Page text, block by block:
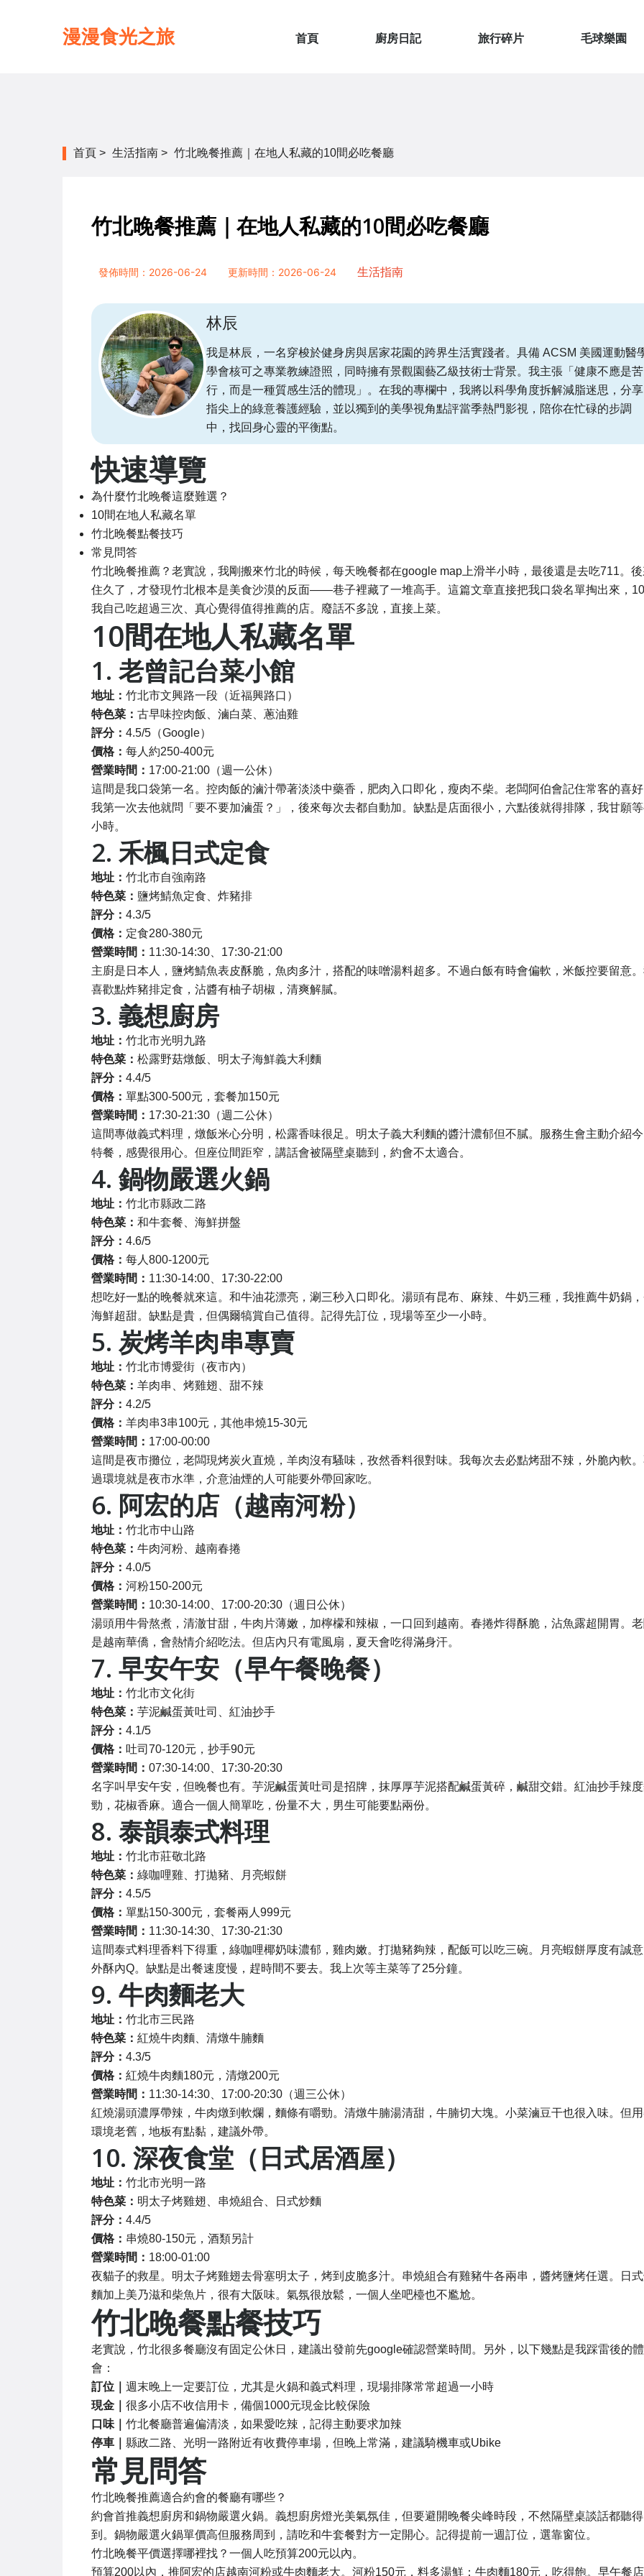
漫漫食光之旅 首頁 廚房日記 旅行碎片 毛球樂園
首頁 > 生活指南 > 竹北晚餐推薦｜在地人私藏的10間必吃餐廳
竹北晚餐推薦｜在地人私藏的10間必吃餐廳
發佈時間：2026-06-24 更新時間：2026-06-24 生活指南
林辰
我是林辰，一名穿梭於健身房與居家花園的跨界生活實踐者。具備 ACSM 美國運動醫
學會核可之專業教練證照，同時擁有景觀園藝乙級技術士背景。我主張「健康不應是苦
行，而是一種質感生活的體現」。在我的專欄中，我將以科學角度拆解減脂迷思，分享
指尖上的綠意養護經驗，並以獨到的美學視角點評當季熱門影視，陪你在忙碌的步調
中，找回身心靈的平衡點。
快速導覽
為什麼竹北晚餐這麼難選？
10間在地人私藏名單
竹北晚餐點餐技巧
常見問答
竹北晚餐推薦？老實說，我剛搬來竹北的時候，每天晚餐都在google map上滑半小時，最後還是去吃711。
住久了，才發現竹北根本是美食沙漠的反面——巷子裡藏了一堆高手。這篇文章直接把我口袋名單掏出來，
我自己吃超過三次、真心覺得值得推薦的店。廢話不多說，直接上菜。
10間在地人私藏名單
1. 老曾記台菜小館
地址： 竹北市文興路一段（近福興路口）
特色菜： 古早味控肉飯、滷白菜、蔥油雞
評分： 4.5/5（Google）
價格： 每人約250-400元
營業時間： 17:00-21:00（週一公休）
這間是我口袋第一名。控肉飯的滷汁帶著淡淡中藥香，肥肉入口即化，瘦肉不柴。老闆阿伯會記住常客的喜
我第一次去他就問「要不要加滷蛋？」，後來每次去都自動加。缺點是店面很小，六點後就得排隊，我甘願
小時。
2. 禾楓日式定食
地址： 竹北市自強南路
特色菜： 鹽烤鯖魚定食、炸豬排
評分： 4.3/5
價格： 定食280-380元
營業時間： 11:30-14:30、17:30-21:00
主廚是日本人，鹽烤鯖魚表皮酥脆，魚肉多汁，搭配的味噌湯料超多。不過白飯有時會偏軟，米飯控要留意
喜歡點炸豬排定食，沾醬有柚子胡椒，清爽解膩。
3. 義想廚房
地址： 竹北市光明九路
特色菜： 松露野菇燉飯、明太子海鮮義大利麵
評分： 4.4/5
價格： 單點300-500元，套餐加150元
營業時間： 17:30-21:30（週二公休）
這間專做義式料理，燉飯米心分明，松露香味很足。明太子義大利麵的醬汁濃郁但不膩。服務生會主動介紹
特餐，感覺很用心。但座位間距窄，講話會被隔壁桌聽到，約會不太適合。
4. 鍋物嚴選火鍋
地址： 竹北市縣政二路
特色菜： 和牛套餐、海鮮拼盤
評分： 4.6/5
價格： 每人800-1200元
營業時間： 11:30-14:00、17:30-22:00
想吃好一點的晚餐就來這。和牛油花漂亮，涮三秒入口即化。湯頭有昆布、麻辣、牛奶三種，我推薦牛奶鍋
海鮮超甜。缺點是貴，但偶爾犒賞自己值得。記得先訂位，現場等至少一小時。
5. 炭烤羊肉串專賣
地址： 竹北市博愛街（夜市內）
特色菜： 羊肉串、烤雞翅、甜不辣
評分： 4.2/5
價格： 羊肉串3串100元，其他串燒15-30元
營業時間： 17:00-00:00
這間是夜市攤位，老闆現烤炭火直燒，羊肉沒有騷味，孜然香料很對味。我每次去必點烤甜不辣，外脆內軟
過環境就是夜市水準，介意油煙的人可能要外帶回家吃。
6. 阿宏的店（越南河粉）
地址： 竹北市中山路
特色菜： 牛肉河粉、越南春捲
評分： 4.0/5
價格： 河粉150-200元
營業時間： 10:30-14:00、17:00-20:30（週日公休）
湯頭用牛骨熬煮，清澈甘甜，牛肉片薄嫩，加檸檬和辣椒，一口回到越南。春捲炸得酥脆，沾魚露超開胃。
是越南華僑，會熱情介紹吃法。但店內只有電風扇，夏天會吃得滿身汗。
7. 早安午安（早午餐晚餐）
地址： 竹北市文化街
特色菜： 芋泥鹹蛋黃吐司、紅油抄手
評分： 4.1/5
價格： 吐司70-120元，抄手90元
營業時間： 07:30-14:00、17:30-20:30
名字叫早安午安，但晚餐也有。芋泥鹹蛋黃吐司是招牌，抹厚厚芋泥搭配鹹蛋黃碎，鹹甜交錯。紅油抄手辣
勁，花椒香麻。適合一個人簡單吃，份量不大，男生可能要點兩份。
8. 泰韻泰式料理
地址： 竹北市莊敬北路
特色菜： 綠咖哩雞、打拋豬、月亮蝦餅
評分： 4.5/5
價格： 單點150-300元，套餐兩人999元
營業時間： 11:30-14:30、17:30-21:30
這間泰式料理香料下得重，綠咖哩椰奶味濃郁，雞肉嫩。打拋豬夠辣，配飯可以吃三碗。月亮蝦餅厚度有誠
外酥內Q。缺點是出餐速度慢，趕時間不要去。我上次等主菜等了25分鐘。
9. 牛肉麵老大
地址： 竹北市三民路
特色菜： 紅燒牛肉麵、清燉牛腩麵
評分： 4.3/5
價格： 紅燒牛肉麵180元，清燉200元
營業時間： 11:30-14:30、17:00-20:30（週三公休）
紅燒湯頭濃厚帶辣，牛肉燉到軟爛，麵條有嚼勁。清燉牛腩湯清甜，牛腩切大塊。小菜滷豆干也很入味。但
環境老舊，地板有點黏，建議外帶。
10. 深夜食堂（日式居酒屋）
地址： 竹北市光明一路
特色菜： 明太子烤雞翅、串燒組合、日式炒麵
評分： 4.4/5
價格： 串燒80-150元，酒類另計
營業時間： 18:00-01:00
夜貓子的救星。明太子烤雞翅去骨塞明太子，烤到皮脆多汁。串燒組合有雞豬牛各兩串，醬烤鹽烤任選。日
麵加上美乃滋和柴魚片，很有大阪味。氣氛很放鬆，一個人坐吧檯也不尷尬。
竹北晚餐點餐技巧
老實說，竹北很多餐廳沒有固定公休日，建議出發前先google確認營業時間。另外，以下幾點是我踩雷後的體
會：
訂位｜ 週末晚上一定要訂位，尤其是火鍋和義式料理，現場排隊常常超過一小時
現金｜ 很多小店不收信用卡，備個1000元現金比較保險
口味｜ 竹北餐廳普遍偏清淡，如果愛吃辣，記得主動要求加辣
停車｜ 縣政二路、光明一路附近有收費停車場，但晚上常滿，建議騎機車或Ubike
常見問答
竹北晚餐推薦適合約會的餐廳有哪些？
約會首推義想廚房和鍋物嚴選火鍋。義想廚房燈光美氣氛佳，但要避開晚餐尖峰時段，不然隔壁桌談話都聽得
到。鍋物嚴選火鍋單價高但服務周到，請吃和牛套餐對方一定開心。記得提前一週訂位，選靠窗位。
竹北晚餐平價選擇哪裡找？一個人吃預算200元以內。
預算200以內，推阿宏的店越南河粉或牛肉麵老大。河粉150元，料多湯鮮；牛肉麵180元，吃得飽。早午餐店